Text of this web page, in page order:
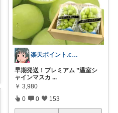
楽天ポイント.com お買い物マラソン中
早期発送！プレミアム ”温室シ
ャインマスカ ...
￥ 3,980
0 0 153